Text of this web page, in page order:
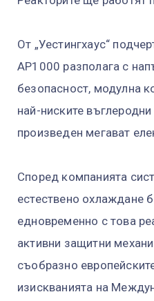
От „Уестингхаус“
AP1000 разполага с
безопасност, модулна
най-ниските
произведен мегават
Според компанията
естествено охлаждане
едновременно с това
активни защитни
съобразно
изискванията на